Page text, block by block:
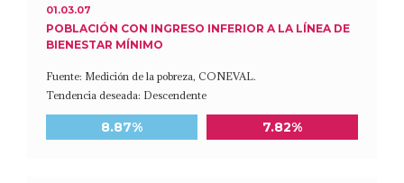
01.03.07
POBLACIÓN CON INGRESO INFERIOR A LA LÍNEA DE
BIENESTAR MÍNIMO
Fuente: Medición de la pobreza, CONEVAL.
Tendencia deseada: Descendente
8.87% Meta a 2030
7.82%